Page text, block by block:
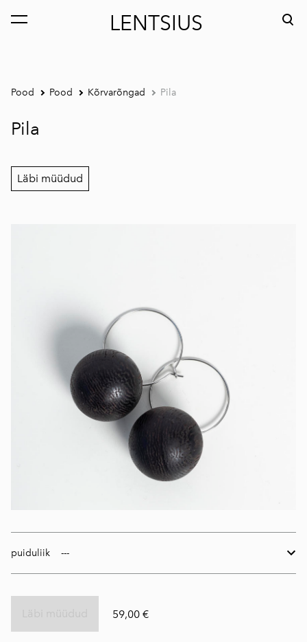
LENTSIUS
lisati ostukorvi. Vaata ostukorvi
Pood Pood Kõrvarõngad Pila
Pila
Läbi müüdud
puiduliik
59,00 €